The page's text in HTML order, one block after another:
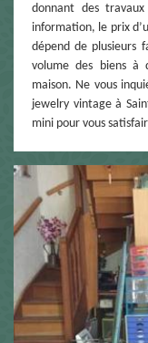
donnant des
information, le prix
dépend de plusieurs
volume des biens à
maison. Ne vous
jewelry vintage à
mini pour vous